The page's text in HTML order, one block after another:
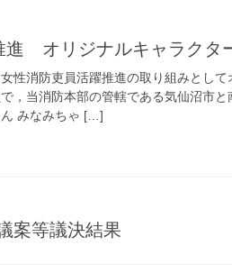
進 オリジナルキャラクタ
性消防吏員活躍推進の取り組みとし
，当消防本部の管轄である気仙沼市
ん みなみちゃ […]
案等議決結果